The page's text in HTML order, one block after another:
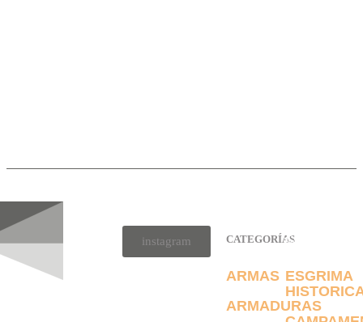
instagram CATEGORÍAS
ARMAS
ARMADURAS
CATEGORÍAS
ESGRIMA